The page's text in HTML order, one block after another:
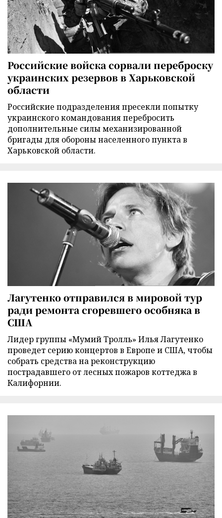
Российские войска сорвали переброску
украинских резервов в Харьковской
области
Российские подразделения пресекли попытку
украинского командования перебросить
дополнительные силы механизированной
бригады для обороны населенного пункта в
Харьковской области.
Лагутенко отправился в мировой тур
ради ремонта сгоревшего особняка в
США
Лидер группы «Мумий Тролль» Илья Лагутенко
проведет серию концертов в Европе и США, чтобы
собрать средства на реконструкцию
пострадавшего от лесных пожаров коттеджа в
Калифорнии.